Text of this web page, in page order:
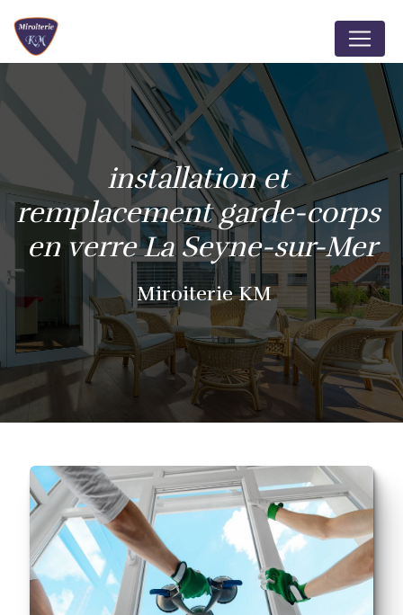
installation et
remplacement garde-corps
en verre La Seyne-sur-Mer
Miroiterie KM